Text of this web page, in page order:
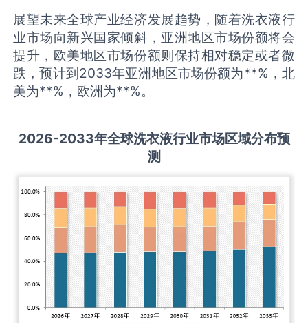
展望未来全球产业经济发展趋势，随着洗衣液行
业市场向新兴国家倾斜，亚洲地区市场份额将会
提升，欧美地区市场份额则保持相对稳定或者微
跌，预计到2033年亚洲地区市场份额为**%，北
美为**%，欧洲为**%。
2026-2033年全球洗衣液行业市场区域分布预
测